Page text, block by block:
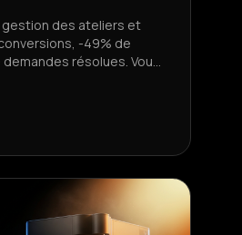
gestion des ateliers et
-49% de
résolues. Vous